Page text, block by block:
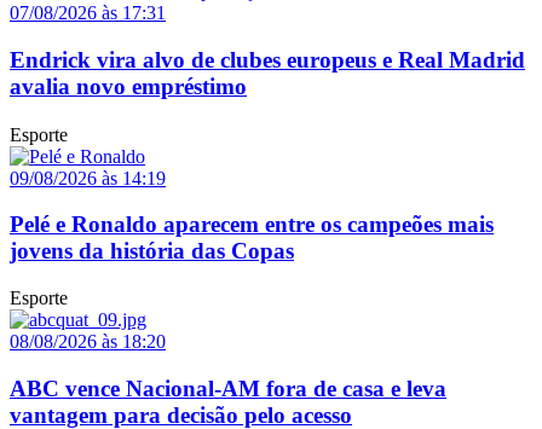
07/08/2026 às 17:31
Endrick vira alvo de clubes europeus e Real Madrid
avalia novo empréstimo
Esporte
09/08/2026 às 14:19
Pelé e Ronaldo aparecem entre os campeões mais
jovens da história das Copas
Esporte
08/08/2026 às 18:20
ABC vence Nacional-AM fora de casa e leva
vantagem para decisão pelo acesso